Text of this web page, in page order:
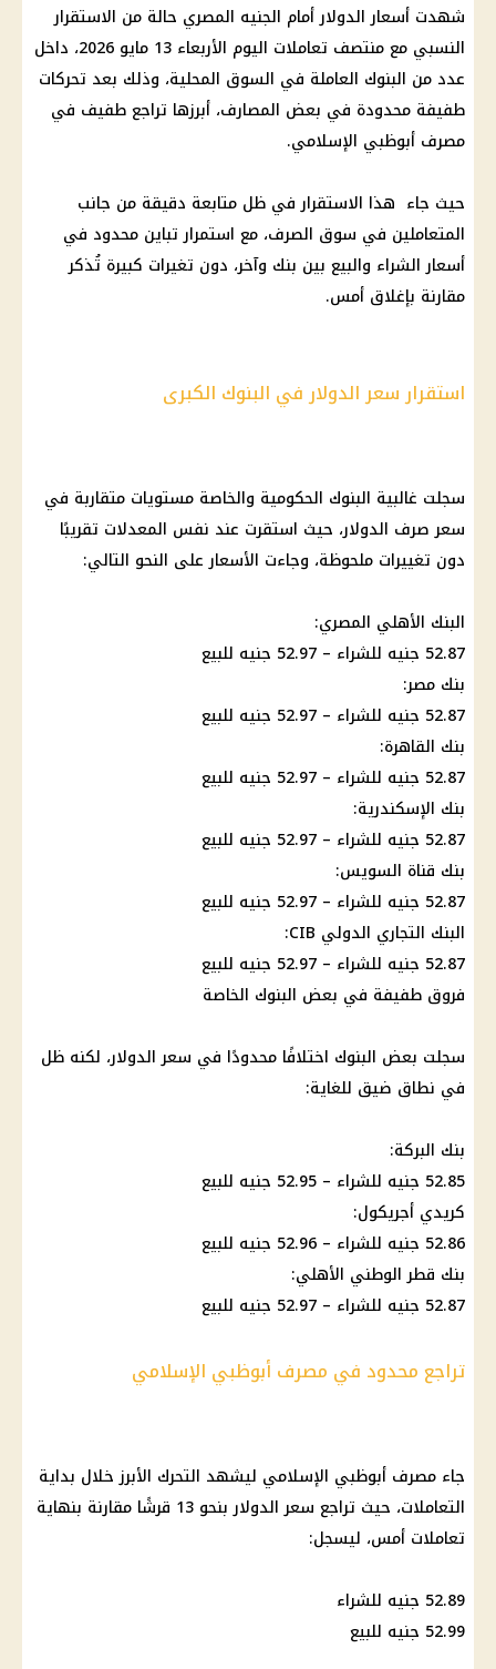
شهدت أسعار الدولار أمام الجنيه المصري حالة من الاستقرار
النسبي مع منتصف تعاملات اليوم الأربعاء 13 مايو 2026، داخل
عدد من البنوك العاملة في السوق المحلية، وذلك بعد تحركات
طفيفة محدودة في بعض المصارف، أبرزها تراجع طفيف في
مصرف أبوظبي الإسلامي.
حيث جاء هذا الاستقرار في ظل متابعة دقيقة من جانب
المتعاملين في سوق الصرف، مع استمرار تباين محدود في
أسعار الشراء والبيع بين بنك وآخر، دون تغيرات كبيرة تُذكر
مقارنة بإغلاق أمس.
استقرار سعر الدولار في البنوك الكبرى
سجلت غالبية البنوك الحكومية والخاصة مستويات متقاربة في
سعر صرف الدولار، حيث استقرت عند نفس المعدلات تقريبًا
دون تغييرات ملحوظة، وجاءت الأسعار على النحو التالي:
البنك الأهلي المصري:
52.87 جنيه للشراء – 52.97 جنيه للبيع
بنك مصر:
52.87 جنيه للشراء – 52.97 جنيه للبيع
بنك القاهرة:
52.87 جنيه للشراء – 52.97 جنيه للبيع
بنك الإسكندرية:
52.87 جنيه للشراء – 52.97 جنيه للبيع
بنك قناة السويس:
52.87 جنيه للشراء – 52.97 جنيه للبيع
البنك التجاري الدولي CIB:
52.87 جنيه للشراء – 52.97 جنيه للبيع
فروق طفيفة في بعض البنوك الخاصة
سجلت بعض البنوك اختلافًا محدودًا في سعر الدولار، لكنه ظل
في نطاق ضيق للغاية:
بنك البركة:
52.85 جنيه للشراء – 52.95 جنيه للبيع
كريدي أجريكول:
52.86 جنيه للشراء – 52.96 جنيه للبيع
بنك قطر الوطني الأهلي:
52.87 جنيه للشراء – 52.97 جنيه للبيع
تراجع محدود في مصرف أبوظبي الإسلامي
جاء مصرف أبوظبي الإسلامي ليشهد التحرك الأبرز خلال بداية
التعاملات، حيث تراجع سعر الدولار بنحو 13 قرشًا مقارنة بنهاية
تعاملات أمس، ليسجل:
52.89 جنيه للشراء
52.99 جنيه للبيع